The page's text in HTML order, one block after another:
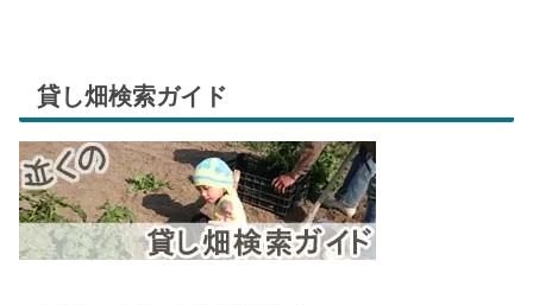
貸し畑検索ガイド